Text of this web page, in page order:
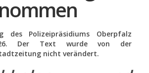
des Polizeipräsidiums Oberpfalz
Der Text wurde von der
nicht verändert.